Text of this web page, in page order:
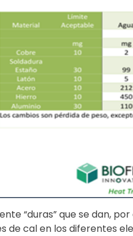
“duras” que se dan,
de cal en los diferentes